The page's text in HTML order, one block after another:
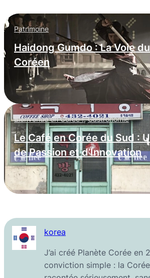
Patrimoine
Haidong Gumdo : La Voie
Coréen
Bienvenue en Corée !,Gastronomie
Le Café en Corée du Sud :
de Passion et d’Innovation
korea
J’ai créé Planète Corée en
conviction simple : la